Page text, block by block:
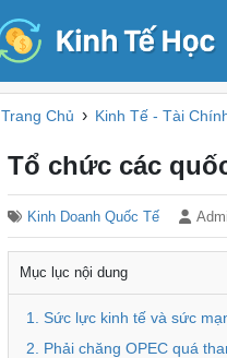
Trang Chủ › Kinh Tế - Tài
Tổ chức các
Kinh Doanh Quốc Tế
Mục lục nội dung
1. Sức lực kinh tế và sức
2. Phải chăng OPEC quá